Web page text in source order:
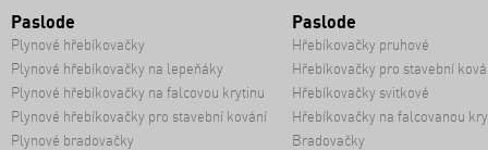
Paslode
Plynové hřebíkovačky
Plynové hřebíkovačky na lepeňáky
Plynové hřebíkovačky na falcovou krytinu
Plynové hřebíkovačky pro stavební kování
Plynové bradovačky
Paslode
Hřebíkovačky pruhové
Hřebíkovačky pro stavební
Hřebíkovačky svitkové
Hřebíkovačky na falcovanou
Bradovačky